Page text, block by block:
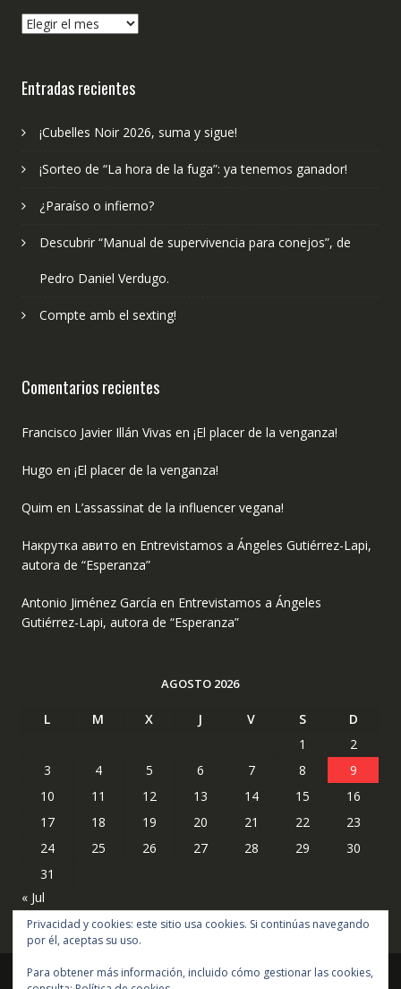
¿Qué
Entradas recientes
¡Cubelles Noir 2026, suma y sigue!
¡Sorteo de “La hora de la fuga”: ya tenemos ganador!
¿Paraíso o infierno?
Descubrir “Manual de supervivencia para conejos”, de
Pedro Daniel Verdugo.
Compte amb el sexting!
Comentarios recientes
Francisco Javier Illán Vivas en ¡El placer de la venganza!
Hugo en ¡El placer de la venganza!
Quim en L’assassinat de la influencer vegana!
Накрутка авито en Entrevistamos a Ángeles Gutiérrez-Lapi,
autora de “Esperanza”
Antonio Jiménez García en Entrevistamos a Ángeles
Gutiérrez-Lapi, autora de “Esperanza”
AGOSTO 2026
L M X J V S
D
1
2
3
4 5 6 7 8
9
10
11 12 13 14 15
16
17
18 19 20 21 22
23
24
25 26 27 28 29
30
31
« Jul
Privacidad y cookies: este sitio usa cookies. Si continúas navegando
por él, aceptas su uso.
Para obtener más información, incluido cómo gestionar las cookies,